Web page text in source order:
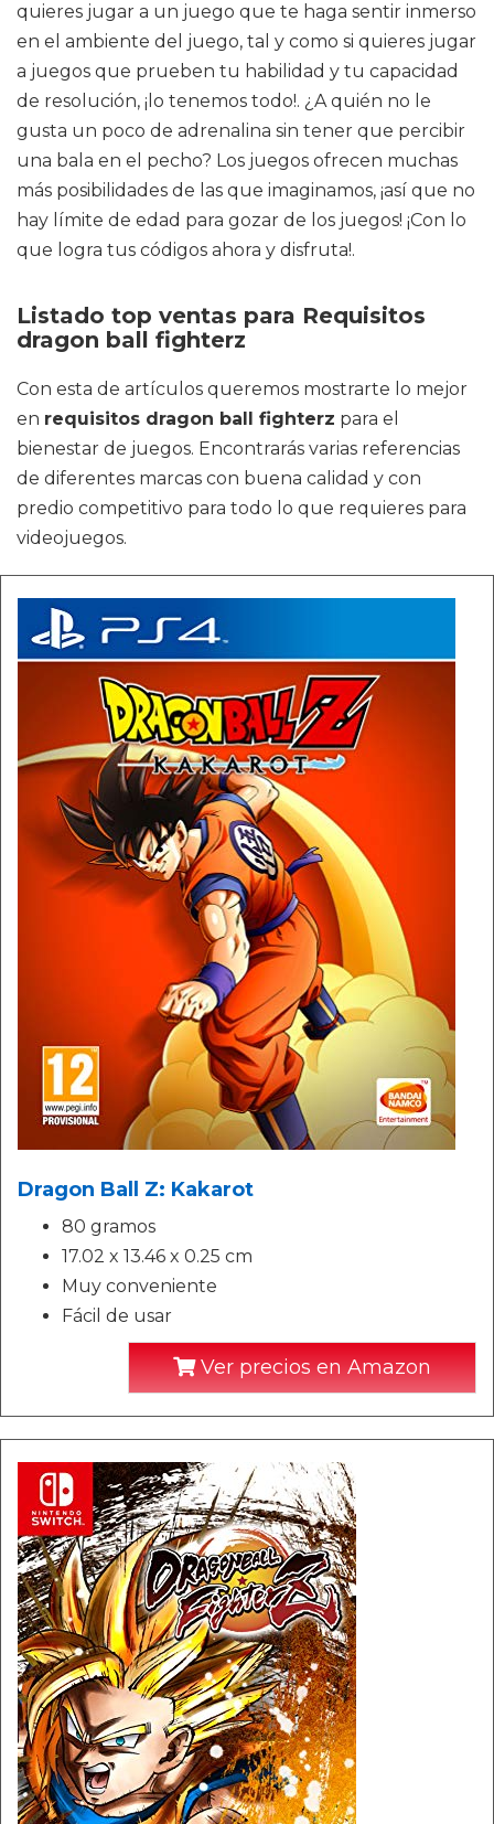
quieres jugar a un juego que te haga sentir inmerso
en el ambiente del juego, tal y como si quieres jugar
a juegos que prueben tu habilidad y tu capacidad
de resolución, ¡lo tenemos todo!. ¿A quién no le
gusta un poco de adrenalina sin tener que percibir
una bala en el pecho? Los juegos ofrecen muchas
más posibilidades de las que imaginamos, ¡así que no
hay límite de edad para gozar de los juegos! ¡Con lo
que logra tus códigos ahora y disfruta!.
Listado top ventas para Requisitos
dragon ball fighterz
Con esta de artículos queremos mostrarte lo mejor
en requisitos dragon ball fighterz para el
bienestar de juegos. Encontrarás varias referencias
de diferentes marcas con buena calidad y con
predio competitivo para todo lo que requieres para
videojuegos.
Dragon Ball Z: Kakarot
80 gramos
17.02 x 13.46 x 0.25 cm
Muy conveniente
Fácil de usar
Ver precios en Amazon